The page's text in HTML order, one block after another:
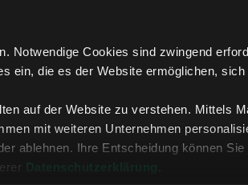
Notwendige Cookies sind zwingend
ein, die es der Website ermöglichen,
auf der Website zu verstehen. Mittels
mit weiteren Unternehmen
ablehnen. Ihre Entscheidung können
Datenschutzerklärung